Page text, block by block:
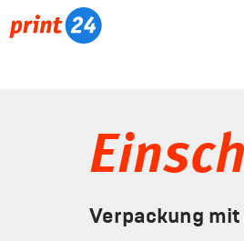
Verpackung